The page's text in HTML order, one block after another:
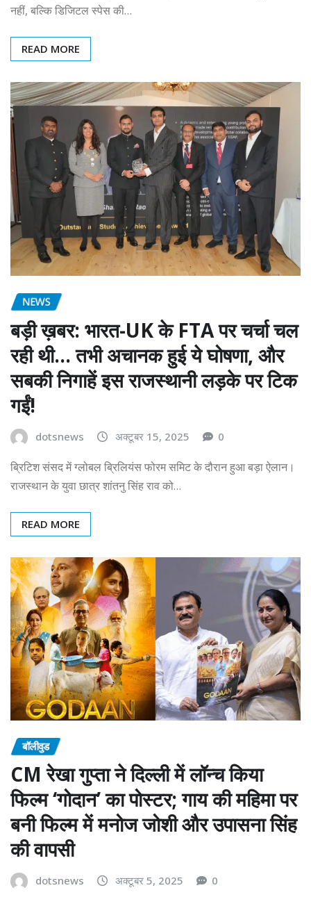
नहीं, बल्कि डिजिटल स्पेस की…
READ MORE
NEWS
बड़ी ख़बर: भारत-UK के FTA पर चर्चा चल
रही थी… तभी अचानक हुई ये घोषणा, और
सबकी निगाहें इस राजस्थानी लड़के पर टिक
गईं!
dotsnews अक्टूबर 15, 2025 0
ब्रिटिश संसद में ग्लोबल ब्रिलियंस फोरम समिट के दौरान हुआ बड़ा ऐलान।
राजस्थान के युवा छात्र शांतनु सिंह राव को…
READ MORE
बॉलीवुड
CM रेखा गुप्ता ने दिल्ली में लॉन्च किया
फिल्म ‘गोदान’ का पोस्टर; गाय की महिमा पर
बनी फिल्म में मनोज जोशी और उपासना सिंह
की वापसी
dotsnews अक्टूबर 5, 2025 0